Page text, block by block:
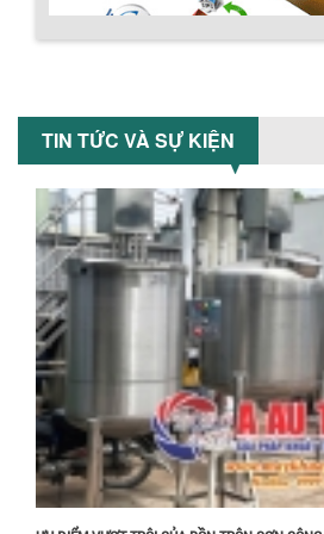
Hướng dẫn thanh toán
Chính sách đổi trả
TIN TỨC VÀ SỰ KIỆN
Khám phá
suất cao,
chi...
ƯU ĐÃI ĐẶC
CÔNG
Ưu đãi đặc
công
Tiết kiệm
TỐI ƯU CHI
SƠN CÔNG
Khám phá
nghiệp
nguyên
hành. Giải...
NHỮNG TIÊU